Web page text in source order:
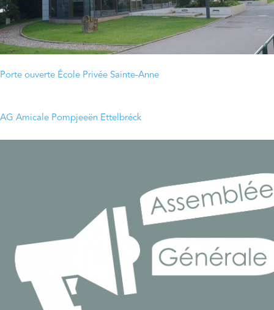
Porte ouverte École Privée Sainte-Anne
AG Amicale Pompjeeën Ettelbréck